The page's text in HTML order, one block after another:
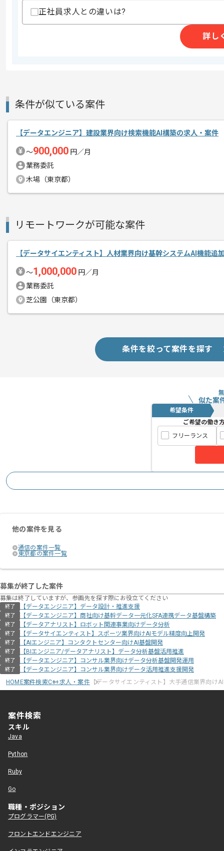
商談回数
1回
エージェントからのコ 今回は大手通信業界向けAIモデル設計
Pythonを用いた実務経験を活かしたい
正社員求人との違いは?
詳し
条件が似ている案件
【データエンジニア】建設業界向け検索機能AI構築の求人・案件
〜900,000 円／月
業務委託
木場（東京都）
リモートワークが可能な案件
【データサイエンティスト】人材業界向け基幹システムAI機能追
〜1,000,000 円／月
業務委託
芝公園（東京都）
条件を絞って案件を探す
似た案
希望条件
ご希望の働き
フリーランス
他の案件を見る
通信の案件一覧
東京都の案件一覧
募集が終了した案件
募集は終了していますが、参画先を探す際にお役立てください
終了 【データエンジニア】データ設計・推進支援
終了 【データエンジニア】商社向け基幹データ一元化SFA連携データ基盤構築
終了 【データアナリスト】ロボット関連事業向けデータ分析
終了 【データサイエンティスト】スポーツ業界向けAIモデル精度向上開発
終了 【AIエンジニア】コンタクトセンター向けAI基盤開発
終了 【BIエンジニア/データアナリスト】データ分析基盤活用推進
終了 【データエンジニア】コンサル業界向けデータ分析基盤開発運用
終了
【データエンジニア】コンサル業界向けデータ活用推進支援開発
HOME案件検索C++求人・案件【データサイエンティスト】大手通信業界向け
案件検索
スキル
Java
Python
Ruby
Go
職種・ポジション
プログラマー(PG)
フロントエンドエンジニア